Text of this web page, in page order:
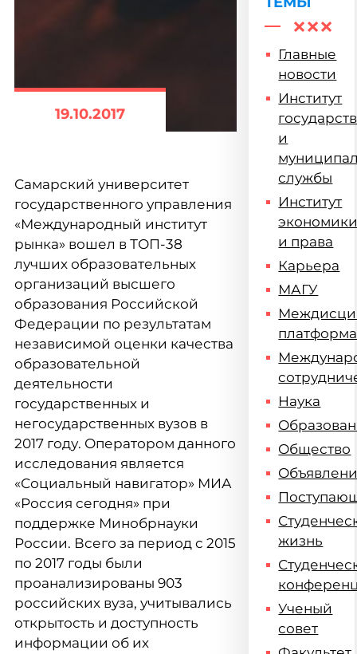
19.10.2017
Самарский университет
государственного управления
«Международный институт
рынка» вошел в ТОП-38
лучших образовательных
организаций высшего
образования Российской
Федерации по результатам
независимой оценки качества
образовательной
деятельности
государственных и
негосударственных вузов в
2017 году. Оператором данного
исследования является
«Социальный навигатор» МИА
«Россия сегодня» при
поддержке Минобрнауки
России. Всего за период с 2015
по 2017 годы были
проанализированы 903
российских вуза, учитывались
открытость и доступность
информации об их
Главные
новости
Институт
и
службы
Институт
и права
Карьера
МАГУ
платформа
Наука
Общество
жизнь
Ученый
совет